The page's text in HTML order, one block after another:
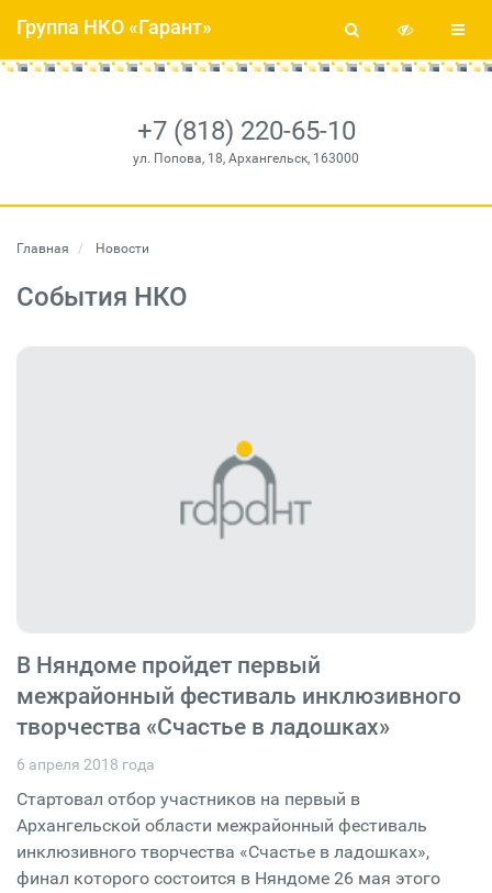
+7 (818) 220-65-10
ул. Попова, 18, Архангельск, 163000
Группа НКО «Гарант»
Главная Новости
События НКО
В Няндоме пройдет первый
межрайонный фестиваль инклюзивного
творчества «Счастье в ладошках»
6 апреля 2018 года
Стартовал отбор участников на первый в
Архангельской области межрайонный фестиваль
инклюзивного творчества «Счастье в ладошках»,
финал которого состоится в Няндоме 26 мая этого